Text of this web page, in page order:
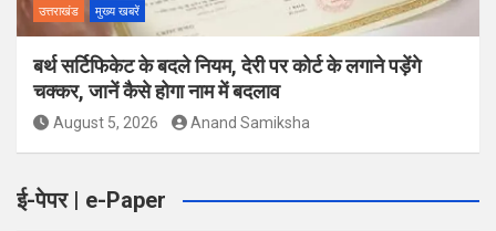
उत्तराखंड मुख्य खबरें
बर्थ सर्टिफिकेट के बदले नियम, देरी पर कोर्ट के लगाने पड़ेंगे
चक्कर, जानें कैसे होगा नाम में बदलाव
August 5, 2026 Anand Samiksha
ई-पेपर | e-Paper